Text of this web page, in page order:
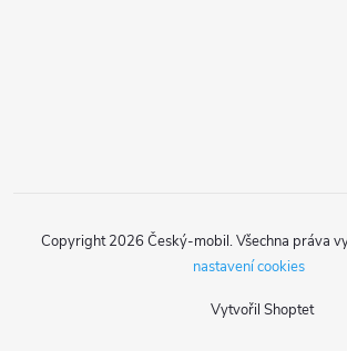
Vytvořil Shoptet
Copyright 2026 Český-mobil. Všechna práva
nastavení cookies